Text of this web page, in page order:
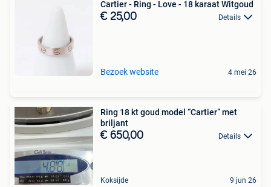
Cartier - Ring - Love - 18 karaat Witgoud
€ 25,00 Details
Bezoek website 4 mei 26
Ring 18 kt goud model “Cartier” met
briljant
€ 650,00 Details
Koksijde 9 jun 26